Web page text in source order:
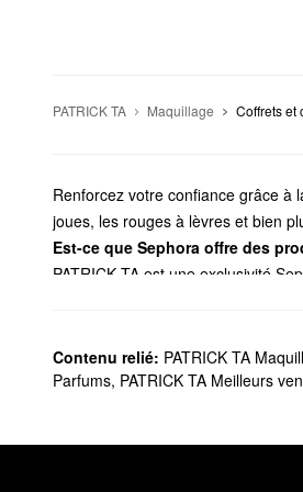
PATRICK TA Maquillage Coffrets et
Renforcez votre confiance grâce à
joues, les rouges à lèvres et bien
Est-ce que Sephora offre des
PATRICK TA est une exclusivité
Quels sont les produits favoris
Grâce à l’aide de sa formule de
Contenu relié: PATRICK TA
Parfums, PATRICK TA Meilleurs